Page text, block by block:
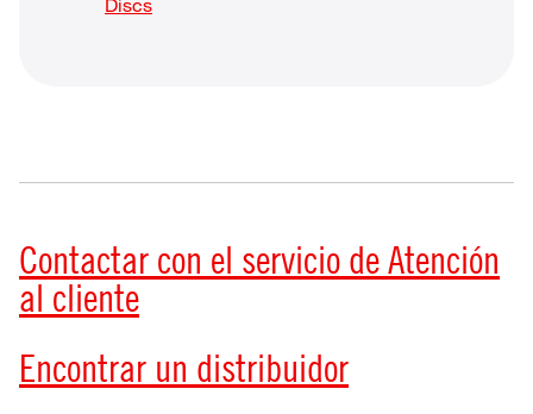
Discs
Contactar con el servicio de Atención
al cliente
Encontrar un distribuidor